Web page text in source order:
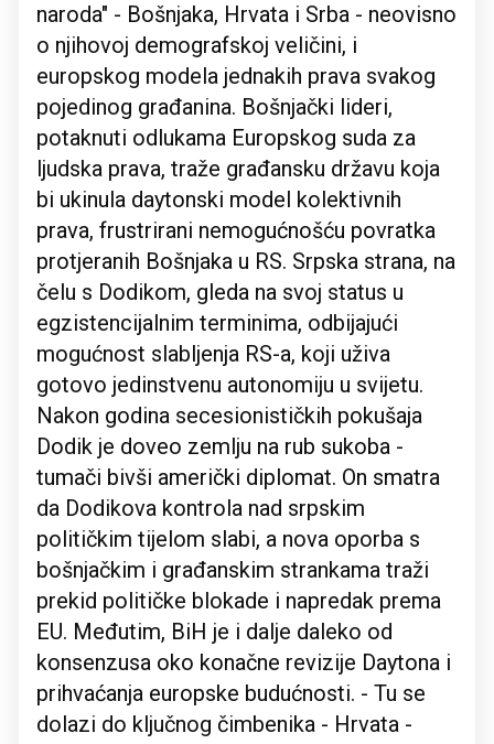
naroda" - Bošnjaka, Hrvata i Srba - neovisno
o njihovoj demografskoj veličini, i
europskog modela jednakih prava svakog
pojedinog građanina. Bošnjački lideri,
potaknuti odlukama Europskog suda za
ljudska prava, traže građansku državu koja
bi ukinula daytonski model kolektivnih
prava, frustrirani nemogućnošću povratka
protjeranih Bošnjaka u RS. Srpska strana, na
čelu s Dodikom, gleda na svoj status u
egzistencijalnim terminima, odbijajući
mogućnost slabljenja RS-a, koji uživa
gotovo jedinstvenu autonomiju u svijetu.
Nakon godina secesionističkih pokušaja
Dodik je doveo zemlju na rub sukoba -
tumači bivši američki diplomat. On smatra
da Dodikova kontrola nad srpskim
političkim tijelom slabi, a nova oporba s
bošnjačkim i građanskim strankama traži
prekid političke blokade i napredak prema
EU. Međutim, BiH je i dalje daleko od
konsenzusa oko konačne revizije Daytona i
prihvaćanja europske budućnosti. - Tu se
dolazi do ključnog čimbenika - Hrvata -